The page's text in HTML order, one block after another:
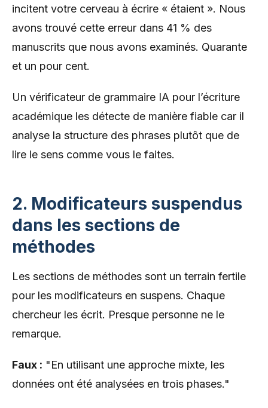
incitent votre cerveau à écrire « étaient ». Nous
avons trouvé cette erreur dans 41 % des
manuscrits que nous avons examinés. Quarante
et un pour cent.
Un vérificateur de grammaire IA pour l’écriture
académique les détecte de manière fiable car il
analyse la structure des phrases plutôt que de
lire le sens comme vous le faites.
2. Modificateurs suspendus
dans les sections de
méthodes
Les sections de méthodes sont un terrain fertile
pour les modificateurs en suspens. Chaque
chercheur les écrit. Presque personne ne le
remarque.
Faux : "En utilisant une approche mixte, les
données ont été analysées en trois phases."